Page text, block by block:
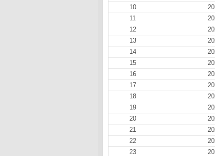
10
11
12
13
14
15
16
17
18
19
20
21
22
23